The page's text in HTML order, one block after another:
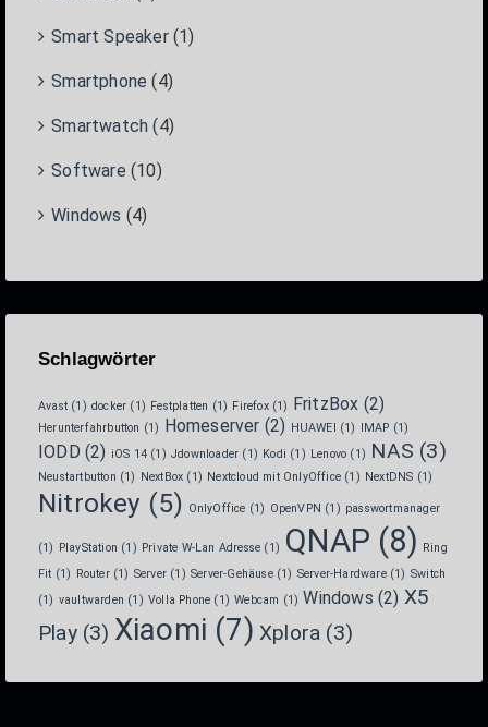
Smart Speaker(1)
Smartphone (4)
Smartwatch (4)
Software (10)
Windows (4)
Schlagwörter
Avast (1) docker (1) Festplatten (1) Firefox(1) FritzBox (2)
Herunterfahrbutton (1) Homeserver (2) HUAWEI (1) IMAP (1)
IODD (2) iOS 14 (1) Jdownloader (1) Kodi (1) Lenovo (1) NAS (3)
Neustartbutton (1) NextBox (1) Nextcloud mit OnlyOffice (1) NextDNS (1)
Nitrokey (5) OnlyOffice (1) OpenVPN (1) passwortmanager
(1) PlayStation (1) Private W-Lan Adresse (1) QNAP (8) Ring
Fit (1) Router(1) Server (1) Server-Gehäuse(1) Server-Hardware(1) Switch
(1) vaultwarden (1) Volla Phone (1) Webcam (1) Windows (2) X5
Play(3) Xiaomi (7) Xplora (3)